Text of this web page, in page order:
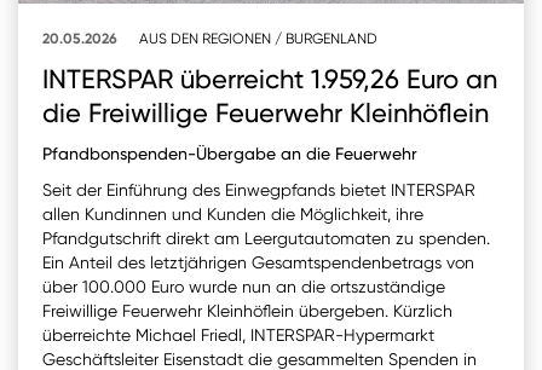
20.05.2026 AUS DEN REGIONEN / BURGENLAND
INTERSPAR überreicht 1.959,26 Euro an
die Freiwillige Feuerwehr Kleinhöflein
Pfandbonspenden-Übergabe an die Feuerwehr
Seit der Einführung des Einwegpfands bietet INTERSPAR
allen Kundinnen und Kunden die Möglichkeit, ihre
Pfandgutschrift direkt am Leergutautomaten zu spenden.
Ein Anteil des letztjährigen Gesamtspendenbetrags von
über 100.000 Euro wurde nun an die ortszuständige
Freiwillige Feuerwehr Kleinhöflein übergeben. Kürzlich
überreichte Michael Friedl, INTERSPAR-Hypermarkt
Geschäftsleiter Eisenstadt die gesammelten Spenden in